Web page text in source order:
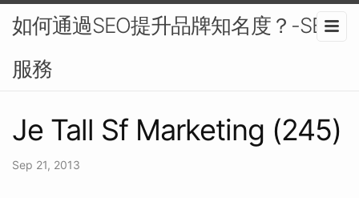
如何通過SEO提升品牌知名度？-SEO
服務
Je Tall Sf Marketing (245)
Sep 21, 2013